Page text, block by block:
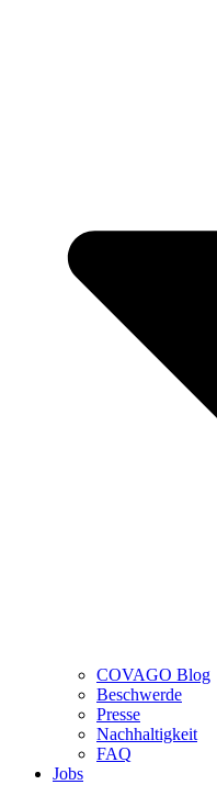
COVAGO Blog
Beschwerde
Presse
Nachhaltigkeit
FAQ
Jobs